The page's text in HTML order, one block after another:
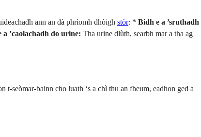
ann an dà phrìomh dhòigh stòr: * Bidh e a ’sruthadh
a ’caolachadh do urine: Tha urine dlùth, searbh mar a tha ag
t-seòmar-bainn cho luath ‘s a chì thu an fheum, eadhon ged a